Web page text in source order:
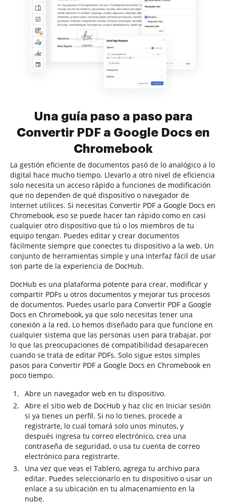
Una guía paso a paso para
Convertir PDF a Google Docs en
Chromebook
La gestión eficiente de documentos pasó de lo analógico a lo
digital hace mucho tiempo. Llevarlo a otro nivel de eficiencia
solo necesita un acceso rápido a funciones de modificación
que no dependen de qué dispositivo o navegador de
internet utilices. Si necesitas Convertir PDF a Google Docs en
Chromebook, eso se puede hacer tan rápido como en casi
cualquier otro dispositivo que tú o los miembros de tu
equipo tengan. Puedes editar y crear documentos
fácilmente siempre que conectes tu dispositivo a la web. Un
conjunto de herramientas simple y una interfaz fácil de usar
son parte de la experiencia de DocHub.
DocHub es una plataforma potente para crear, modificar y
compartir PDFs u otros documentos y mejorar tus procesos
de documentos. Puedes usarlo para Convertir PDF a Google
Docs en Chromebook, ya que solo necesitas tener una
conexión a la red. Lo hemos diseñado para que funcione en
cualquier sistema que las personas usen para trabajar, por
lo que las preocupaciones de compatibilidad desaparecen
cuando se trata de editar PDFs. Solo sigue estos simples
pasos para Convertir PDF a Google Docs en Chromebook en
poco tiempo.
Abre un navegador web en tu dispositivo.
Abre el sitio web de DocHub y haz clic en Iniciar sesión
si ya tienes un perfil. Si no lo tienes, procede a
registrarte, lo cual tomará solo unos minutos, y
después ingresa tu correo electrónico, crea una
contraseña de seguridad, o usa tu cuenta de correo
electrónico para registrarte.
Una vez que veas el Tablero, agrega tu archivo para
editar. Puedes seleccionarlo en tu dispositivo o usar un
enlace a su ubicación en tu almacenamiento en la
nube.